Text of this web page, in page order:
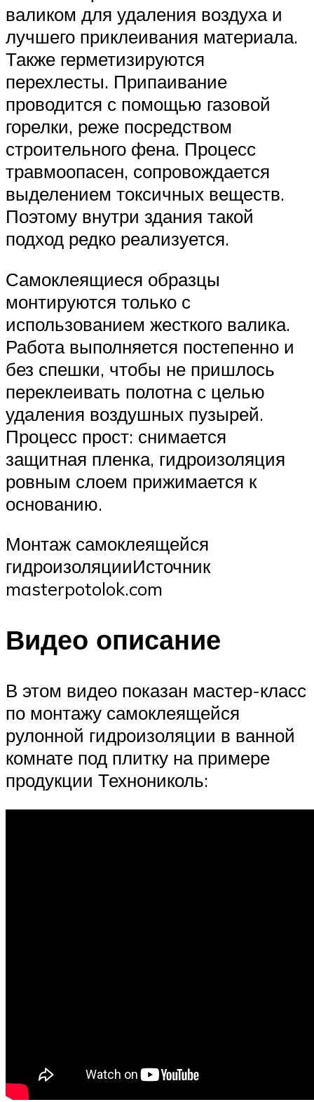
валиком для удаления воздуха и
лучшего приклеивания материала.
Также герметизируются
перехлесты. Припаивание
проводится с помощью газовой
горелки, реже посредством
строительного фена. Процесс
травмоопасен, сопровождается
выделением токсичных веществ.
Поэтому внутри здания такой
подход редко реализуется.
Самоклеящиеся образцы
монтируются только с
использованием жесткого валика.
Работа выполняется постепенно и
без спешки, чтобы не пришлось
переклеивать полотна с целью
удаления воздушных пузырей.
Процесс прост: снимается
защитная пленка, гидроизоляция
ровным слоем прижимается к
основанию.
Монтаж самоклеящейся
гидроизоляцииИсточник
masterpotolok.com
Видео описание
В этом видео показан мастер-класс
по монтажу самоклеящейся
рулонной гидроизоляции в ванной
комнате под плитку на примере
продукции Технониколь: